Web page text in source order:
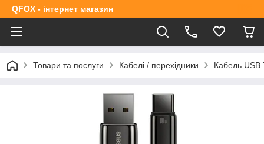
QFOX - інтернет магазин
Товари та послуги Кабелі / перехідники Кабель